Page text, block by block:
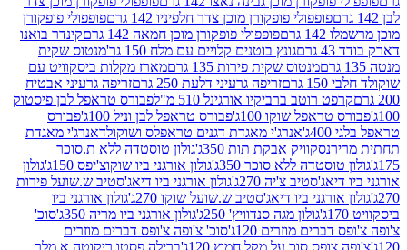
פופפולי פופקורן מוכן צדר חלפיניו 142 גרם
פופפולי פופקורן
גרם
פופפולי פופקורן מוכן חמאה 142 גרם
קינדר בואנו
גונץ בוטנים קלויים עם מלח 150 גר'
מנטוס שקית
מנטוס שקית פירות 135 גרם
מארז מקלות ביסקוויט עם
זריפה גרעיני דלעת 250 גרם
זריפה גרעיני אבטיח
רוטב ברביקיו אורגינל 510 מ"ל
פבורס טראפל לבן פיסטוק
שוקו 100ג'
פבורס טראפל לבן וניל 100ג'
פבורס
אנרג'י מאגדת דגנים טראפלס ושוקולדאנרג'י מאגדת
נסקוויק אבקת תות 350ג'
גולון טוסטדה ללא ת.סוכר
ללא סוכר 350ג'
גולון אורגני ביו שוקוצ'יפס 150ג'
גולון
צ'יה 270ג'
גולון אורגני ביו דיאג'סטיב ש.שועל פירות
ביו דיאג'סטיב ש.שועל שוקו 270ג'
גולון אורגני ביו
גולון מגה סנדוויץ' 250ג'
גולון אורגני ביו מריה 350ג'
סוכ'
מוזרים 120ג'
סוכ' צ'ופה צ'ופס דברים מוזרים
סוכ על מקל חמוץ 120ג'
ברילה פסטו ריקוטה א.מלך